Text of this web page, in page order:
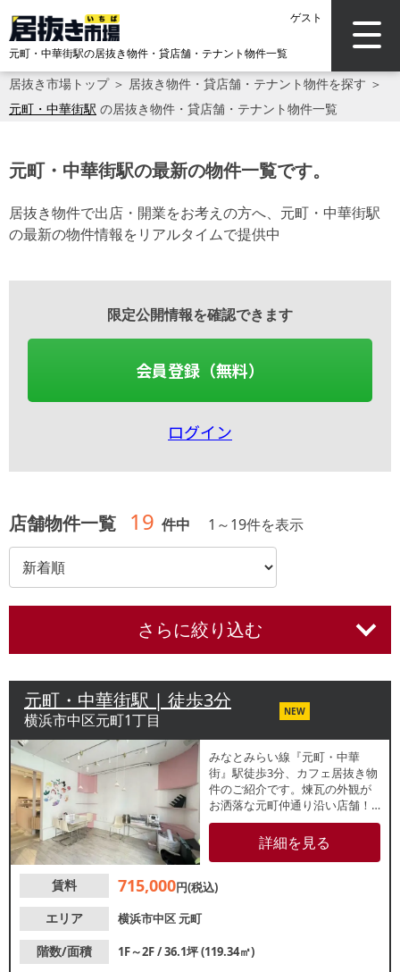
ゲスト
元町・中華街駅の居抜き物件・貸店舗・テナント物件一覧
居抜き市場トップ＞ 居抜き物件・貸店舗・テナント物件を探す ＞
元町・中華街駅 の居抜き物件・貸店舗・テナント物件一覧
元町・中華街駅の最新の物件一覧です。
居抜き物件で出店・開業をお考えの方へ、元町・中華街駅
の最新の物件情報をリアルタイムで提供中
限定公開情報を確認できます
会員登録（無料）
ログイン
店舗物件一覧 19 件中 1 ～19件を表示
さらに絞り込む
元町・中華街駅 | 徒歩3分
横浜市中区元町1丁目 NEW
みなとみらい線『元町・中華
街』駅徒歩3分、カフェ居抜き物
件のご紹介です。煉瓦の外観が
お洒落な元町仲通り沿い店舗！
店内はピンク×クリームの可愛ら
しい内装で、カフェやスイーツ
店などにおすすめです。8月末ま
を無償譲渡（椅子などの動産物
詳細を見る
賃料 715,000円(税込)
エリア
横浜市中区元町
階数/面積
1F～2F / 36.1坪 (119.34㎡)